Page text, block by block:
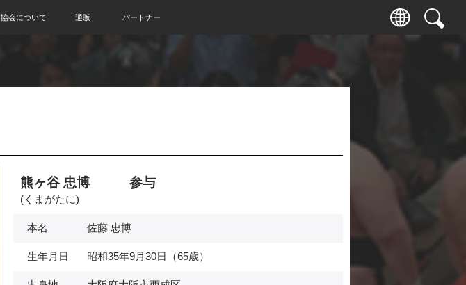
協会について 通販 パートナー
熊ヶ谷 忠博 参与
(くまがたに)
本名 佐藤 忠博
生年月日 昭和35年9月30日（65歳）